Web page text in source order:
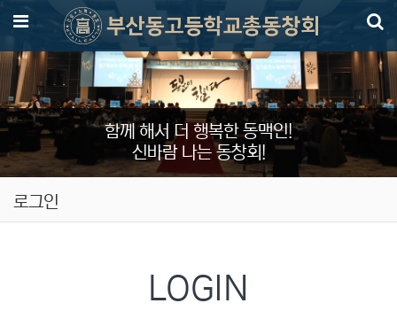
함께 해서 더 행복한 동맥인!
신바람 나는 동창회!
메뉴
로그인
LOGIN